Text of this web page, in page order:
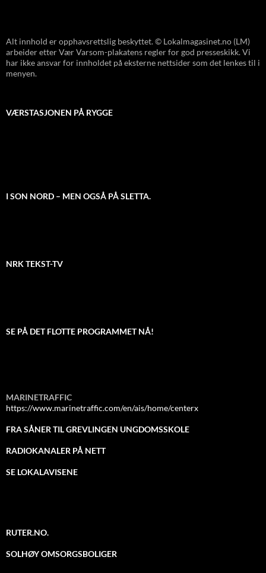
Alt innhold er opphavsrettslig beskyttet. © Lokalmagasinet.no (LM)
arbeider etter Vær Varsom-plakatens regler for god presseskikk. Vi
har ikke ansvar for innholdet på eksterne nettsider som det lenkes til i
menyen.
VÆRSTASJONEN PÅ RYGGE
I SON NORD – MEN OGSÅ PÅ SLETTA.
NRK TEKST-TV
SE PÅ DET FLOTTE PROGRAMMET NÅ!
MARINETRAFFIC
https://www.marinetraffic.com/en/ais/home/centerx
FRA SÅNER TIL GREVLINGEN UNGDOMSSKOLE
RADIOKANALER PÅ NETT
SE LOKALAVISENE
RUTER.NO.
SOLHØY OMSORGSBOLIGER